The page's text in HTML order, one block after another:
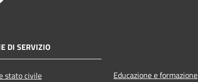
DI SERVIZIO
stato civile
Educazione e formazione